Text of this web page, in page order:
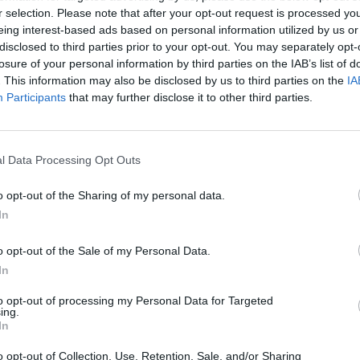
selection. Please note that after your opt-out request is processed
interest-based ads based on personal information utilized by us
to third parties prior to your opt-out. You may separately
of your personal information by third parties on the IAB’s list of
This information may also be disclosed by us to third parties on the
Participants that may further disclose it to other third parties.
Data Processing Opt Outs
opt-out of the Sharing of my personal data.
opt-out of the Sale of my Personal Data.
opt-out of processing my Personal Data for Targeted
opt-out of Collection, Use, Retention, Sale, and/or Sharing
teroro
per